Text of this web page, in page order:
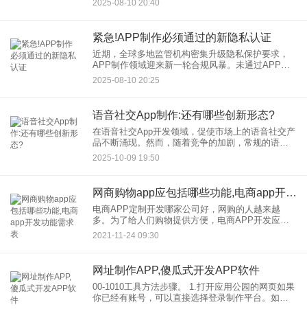
复杂APP制作过程中如何实现真正的可扩展性？以
2025-08-10 20:40
紧急!APP制作必须通过的新隐私认证
近期，全球多地监管机构密集升级隐私保护要求，
APP制作领域迎来新一轮合规风暴。未通过APP新
隐私认证的应用，不仅面临巨额罚款（部分案例罚
款高达应用年收入4%），更可能被应用商店强制下
2025-08-10 20:25
语音社交App制作:还有哪些创新形态?
在语音社交App开发领域，促使市场上的语音社交产
品不断涌现。然而，随着竞争的加剧，常规的语音
社交模式已难以满足用户日益多样化的需求。那
么，在语音社交App制作方面，还有哪些创新形态值
2025-10-09 19:50
网商购物app应包括哪些功能,电商app开发功能需求表
电商APP定制开发哪家公司好，网购的人越来越
多。为了给人们购物提供方便，电商APP开发应运
而生。人们可以利用碎片化的时间随时随地购买各
种产品，大大提高了购物效率，节省了传统购物时
2021-11-24 09:30
网址制作APP,傻瓜式开发APP软件
00-1010工具方法步骤。 1.打开应用公园的网页如果
你已经有账号，可以直接选择登录制作平台。如果